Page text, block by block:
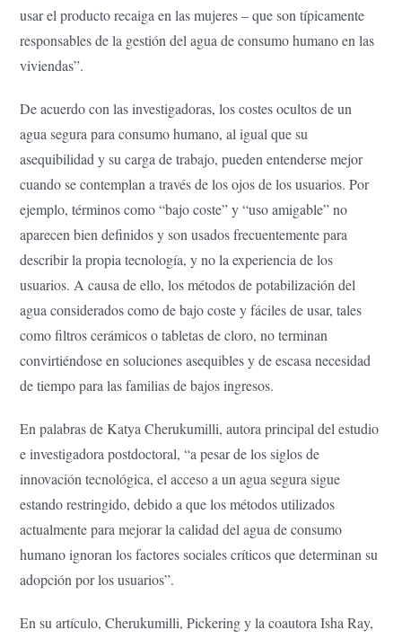
usar el producto recaiga en las mujeres – que son típicamente
responsables de la gestión del agua de consumo humano en las
viviendas”.
De acuerdo con las investigadoras, los costes ocultos de un
agua segura para consumo humano, al igual que su
asequibilidad y su carga de trabajo, pueden entenderse mejor
cuando se contemplan a través de los ojos de los usuarios. Por
ejemplo, términos como “bajo coste” y “uso amigable” no
aparecen bien definidos y son usados frecuentemente para
describir la propia tecnología, y no la experiencia de los
usuarios. A causa de ello, los métodos de potabilización del
agua considerados como de bajo coste y fáciles de usar, tales
como filtros cerámicos o tabletas de cloro, no terminan
convirtiéndose en soluciones asequibles y de escasa necesidad
de tiempo para las familias de bajos ingresos.
En palabras de Katya Cherukumilli, autora principal del estudio
e investigadora postdoctoral, “a pesar de los siglos de
innovación tecnológica, el acceso a un agua segura sigue
estando restringido, debido a que los métodos utilizados
actualmente para mejorar la calidad del agua de consumo
humano ignoran los factores sociales críticos que determinan su
adopción por los usuarios”.
En su artículo, Cherukumilli, Pickering y la coautora Isha Ray,